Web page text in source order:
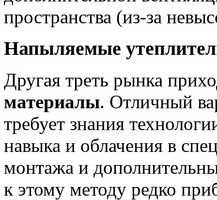
пространства (из-за
Напыляемые
Другая треть рынка
материалы. Отличный
требует знания
навыка и облачения в
монтажа и
к этому методу редко